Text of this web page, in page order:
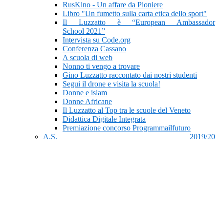
RusKino - Un affare da Pioniere
Libro "Un fumetto sulla carta etica dello sport"
Il Luzzatto è “European Ambassador
School 2021”
Intervista su Code.org
Conferenza Cassano
A scuola di web
Nonno ti vengo a trovare
Gino Luzzatto raccontato dai nostri studenti
Segui il drone e visita la scuola!
Donne e islam
Donne Africane
Il Luzzatto al Top tra le scuole del Veneto
Didattica Digitale Integrata
Premiazione concorso Programmailfuturo
A.S. 2019/20